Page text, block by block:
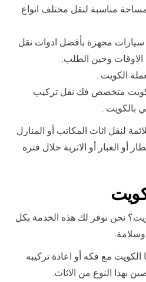
مناسبة لنقل مختلف انواع
مجهزة بأفضل ادوات نقل
وحين الطلب.
الكويت .
متخصص فك نقل تركيب
بالكويت .
لنقل اثاث المكاتب أو المنازل
أو الغبار أو الاتربة خلال فترة
نحن نوفر لك هذه الخدمة بكل
وسلامة.
الكويت مع فكه أو اعادة تركيبه
بهذا النوع من الاثاث.